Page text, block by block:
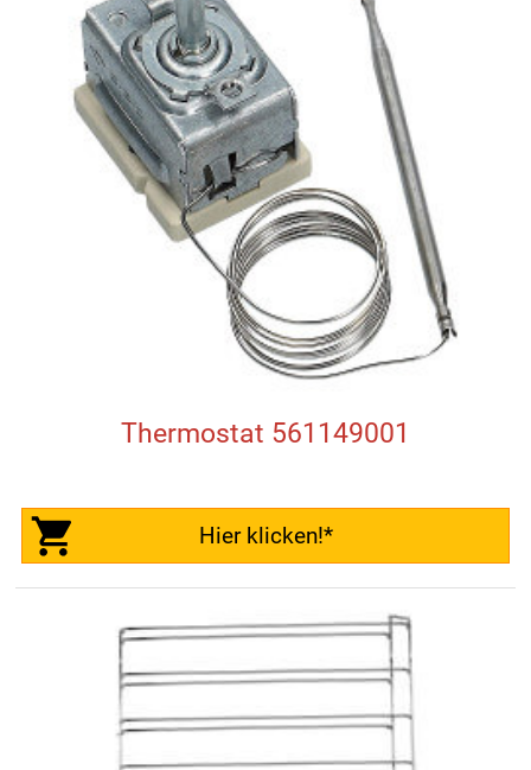
Thermostat 561149001
Hier klicken!*